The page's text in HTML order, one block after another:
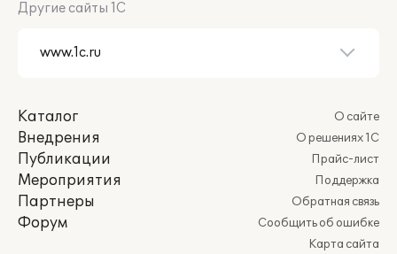
Другие сайты 1С
Каталог
Внедрения
Публикации
Мероприятия
Партнеры
Форум
О сайте
О решениях 1С
Прайс-лист
Поддержка
Обратная связь
Сообщить об ошибке
Карта сайта